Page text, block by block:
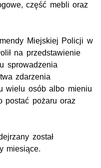
część mebli oraz
Miejskiej Policji w
na przedstawienie
sprowadzenia
zdarzenia
wielu osób albo mieniu
postać pożaru oraz
został
miesiące.